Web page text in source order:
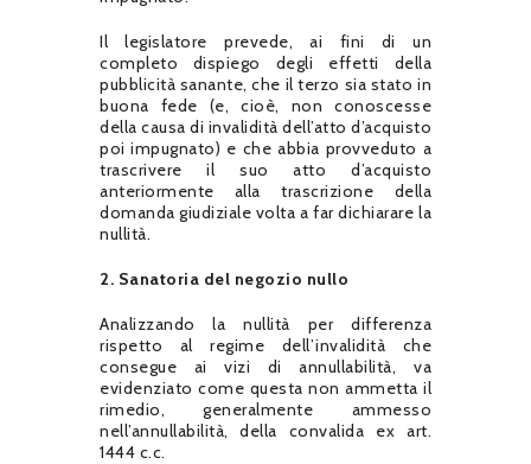
Il legislatore prevede, ai fini di un
completo dispiego degli effetti della
pubblicità sanante, che il terzo sia stato in
buona fede (e, cioè, non conoscesse
della causa di invalidità dell’atto d’acquisto
poi impugnato) e che abbia provveduto a
trascrivere il suo atto d’acquisto
anteriormente alla trascrizione della
domanda giudiziale volta a far dichiarare la
nullità.
2. Sanatoria del negozio nullo
Analizzando la nullità per differenza
rispetto al regime dell’invalidità che
consegue ai vizi di annullabilità, va
evidenziato come questa non ammetta il
rimedio, generalmente ammesso
nell’annullabilità, della convalida ex art.
1444 c.c.